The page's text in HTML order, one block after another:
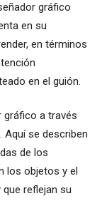
gráfico
en su
en términos
en el guión.
gráfico a través
se describen
de los
los objetos y el
reflejan su